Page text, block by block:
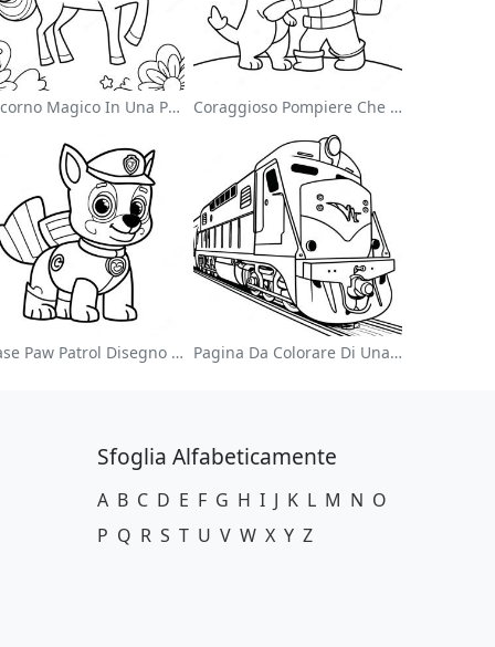
Unicorno Magico In Una Pagina Da Colorare Arcobaleno Coraggioso Pompiere Che Salva Un Gatto Da Colorare
Chase Paw Patrol Disegno Da Colorare Pagina Da Colorare Di Una Locomotiva Colorata
Sfoglia Alfabeticamente
A B C D E F G H I J K L M N O
P Q R S T U V W X Y Z